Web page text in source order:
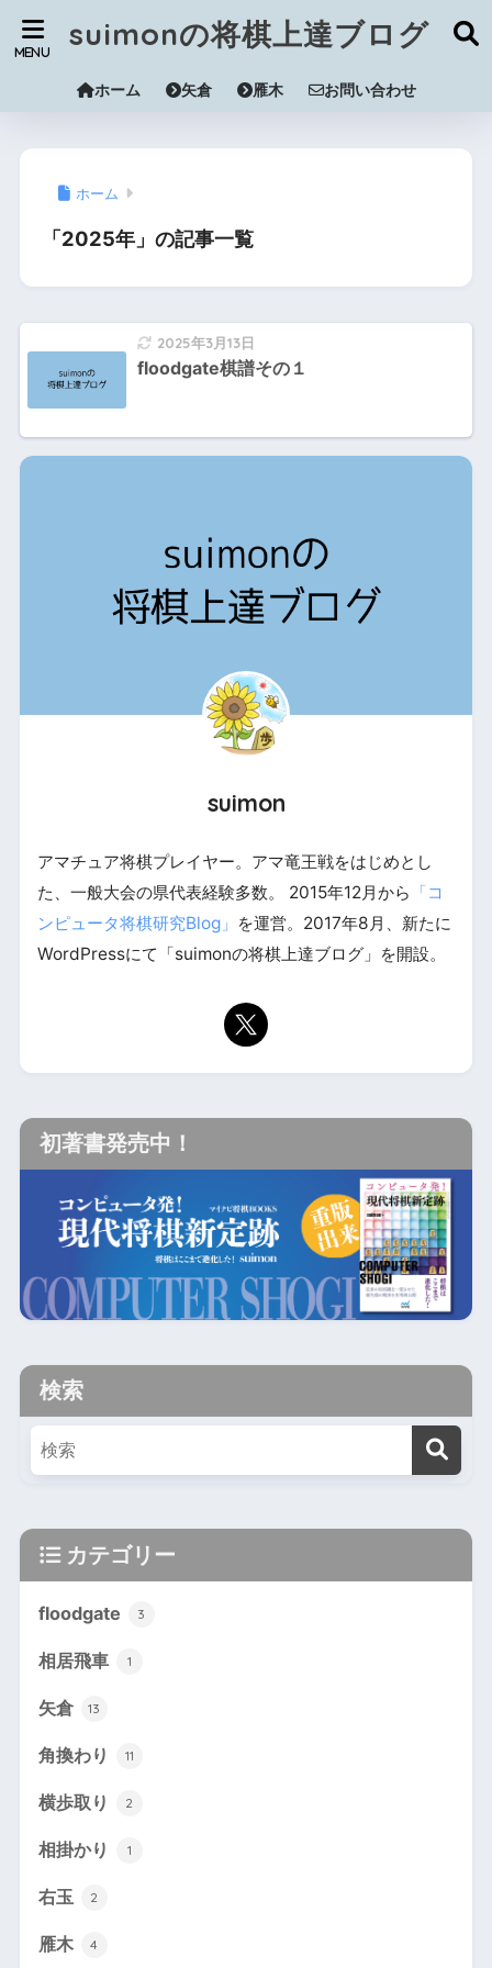
suimonの将棋上達ブログ
ホーム 矢倉 雁木 お問い合わせ
ホーム
「2025年」の記事一覧
2025年3月13日
floodgate棋譜その１
suimon
アマチュア将棋プレイヤー。アマ竜王戦をはじめとし
た、一般大会の県代表経験多数。 2015年12月から 「コ
ンピュータ将棋研究Blog」 を運営。2017年8月、新たに
WordPressにて「suimonの将棋上達ブログ」を開設。
初著書発売中！
検索
カテゴリー
floodgate 3
相居飛車 1
矢倉 13
角換わり 11
横歩取り 2
相掛かり 1
右玉 2
雁木 4